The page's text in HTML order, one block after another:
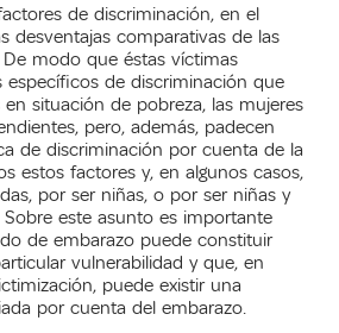
de discriminación, en el
desventajas comparativas de las
modo que éstas víctimas
de discriminación que
situación de pobreza, las mujeres
pero, además, padecen
de discriminación por cuenta de la
estos factores y, en algunos casos,
por ser niñas, o por ser niñas y
Sobre este asunto es importante
de embarazo puede constituir
vulnerabilidad y que, en
puede existir una
por cuenta del embarazo.